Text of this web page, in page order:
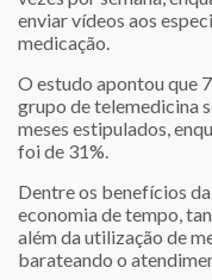
enviar vídeos aos
medicação.
O estudo apontou que
grupo de telemedicina
meses estipulados,
foi de 31%.
Dentre os benefícios
economia de tempo,
além da utilização de
barateando o